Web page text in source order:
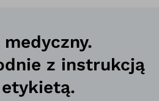
z instrukcją